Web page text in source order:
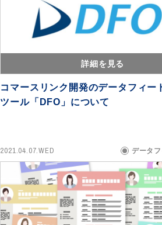
詳細を見る
コマースリンク開発のデータフィー
ツール「DFO」について
2021.04.07.WED データ